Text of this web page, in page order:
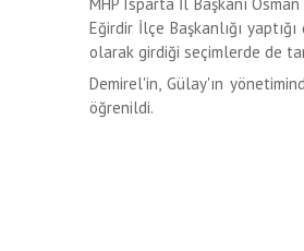
MHP Isparta İl Başkanı
Eğirdir İlçe Başkanlığı
olarak girdiği seçimlerde de
Demirel'in, Gülay'ın
öğrenildi.